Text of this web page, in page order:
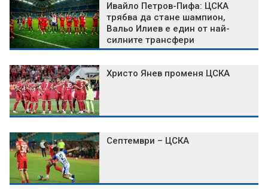
Ивайло Петров-Пифа: ЦСКА
трябва да стане шампион,
Вальо Илиев е един от най-
силните трансфери
Христо Янев променя ЦСКА
Септември – ЦСКА